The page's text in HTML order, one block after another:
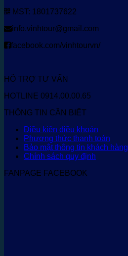
MST: 1801737622
info.vinhtour@gmail.com
facebook.com/vinhtourvn/
HỖ TRỢ TƯ VẤN
HOTLINE 0914.00.00.65
THÔNG TIN CẦN BIẾT
Điều kiện điều khoản
Phương thức thanh toán
Bảo mật thông tin khách hàng
Chính sách quy định
FANPAGE FACEBOOK